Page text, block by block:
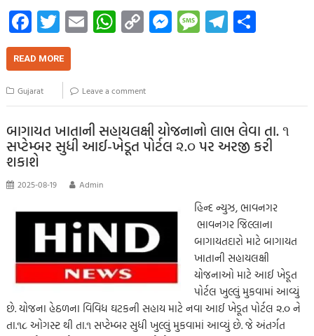
Fa
ce
b
o
o
k
T
wi
tt
er
E
m
W
h
s
A
p
p
C
o
y
Li
nk
M
es
g
er
M
es
e
Te
le
m
READ MORE
Gujarat Leave a comment
બાગાયત ખાતાની સહાયલક્ષી યોજનાનો લાભ લેવા તા. ૧
સપ્ટેમ્બર સુધી આઈ-ખેડૂત પોર્ટલ ૨.૦ પર અરજી કરી
શકાશે
2025-08-19 Admin
હિન્દ ન્યુઝ, ભાવનગર
ભાવનગર જિલ્લાના
બાગાયતદારો માટે બાગાયત
ખાતાની સહાયલક્ષી
યોજનાઓ માટે આઈ ખેડૂત
પોર્ટલ ખુલ્લું મુકવામાં આવ્યું
છે. યોજના હેઠળના વિવિધ ઘટકની સહાય માટે નવા આઈ ખેડૂત પોર્ટલ ૨.૦ ને
તા.૧૮ ઓગસ્ટ થી તા.૧ સપ્ટેમ્બર સુધી ખુલ્લું મુકવામાં આવ્યું છે. જે અંતર્ગત